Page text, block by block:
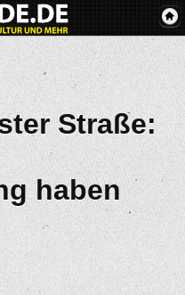
Straße:
haben